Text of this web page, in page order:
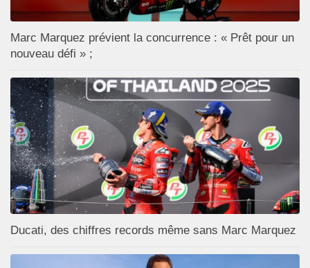
Marc Marquez prévient la concurrence : « Prêt pour un
nouveau défi » ;
Ducati, des chiffres records même sans Marc Marquez